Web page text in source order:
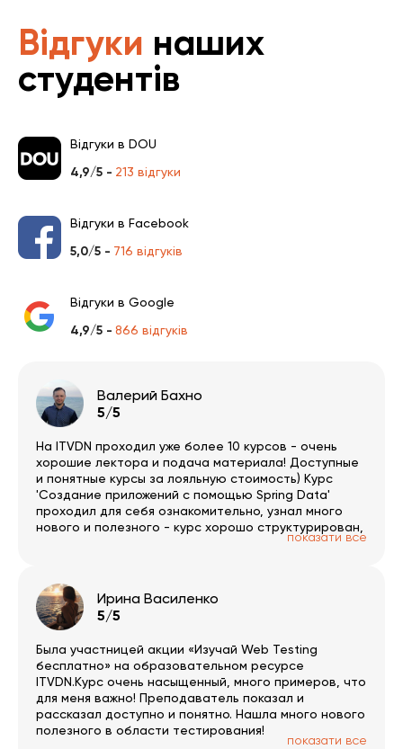
Відгуки наших
студентів
Відгуки в DOU
4,9/5 - 213 відгуки
Відгуки в Facebook
5,0/5 - 716 відгуків
Відгуки в Google
4,9/5 - 866 відгуків
Валерий Бахно
5/5
На ITVDN проходил уже более 10 курсов - очень
хорошие лектора и подача материала! Доступные
и понятные курсы за лояльную стоимость) Курс
'Создание приложений с помощью Spring Data'
проходил для себя ознакомительно, узнал много
нового и полезного - курс хорошо структурирован,
много наглядности, работы с кодом, осталсяпоказати все
Ирина Василенко
5/5
Была участницей акции «Изучай Web Testing
бесплатно» на образовательном ресурсе
ITVDN.Курс очень насыщенный, много примеров, что
для меня важно! Преподаватель показал и
рассказал доступно и понятно. Нашла много нового
полезного в области тестирования!
показати все